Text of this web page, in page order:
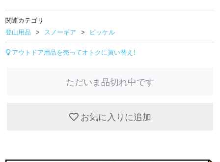
関連カテゴリ
登山用品
スノーギア ピッケル
アウトドア用品を売ってオトクに買い替え！
ただいま品切れ中です
お気に入りに追加